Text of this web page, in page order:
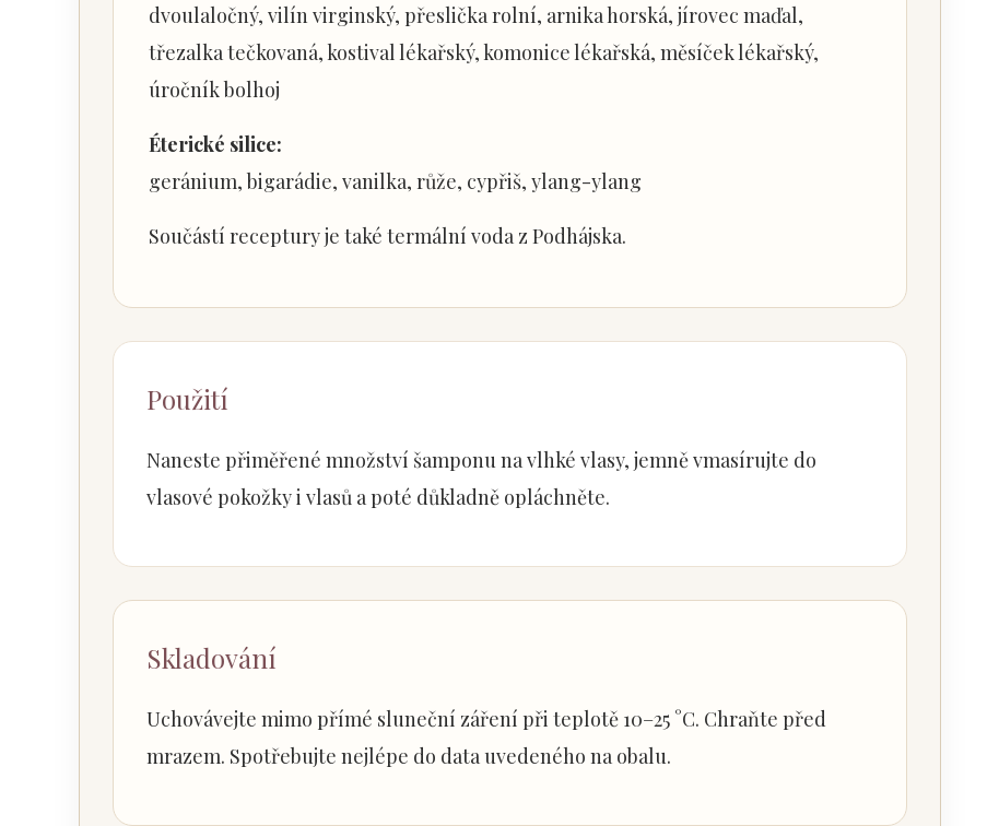
dvoulaločný, vilín virginský, přeslička rolní, arnika horská, jírovec maďal,
třezalka tečkovaná, kostival lékařský, komonice lékařská, měsíček lékařský,
úročník bolhoj
Éterické silice:
geránium, bigarádie, vanilka, růže, cypřiš, ylang-ylang
Součástí receptury je také termální voda z Podhájska.
Použití
Naneste přiměřené množství šamponu na vlhké vlasy, jemně vmasírujte do
vlasové pokožky i vlasů a poté důkladně opláchněte.
Skladování
Uchovávejte mimo přímé sluneční záření při teplotě 10–25 °C. Chraňte před
mrazem. Spotřebujte nejlépe do data uvedeného na obalu.